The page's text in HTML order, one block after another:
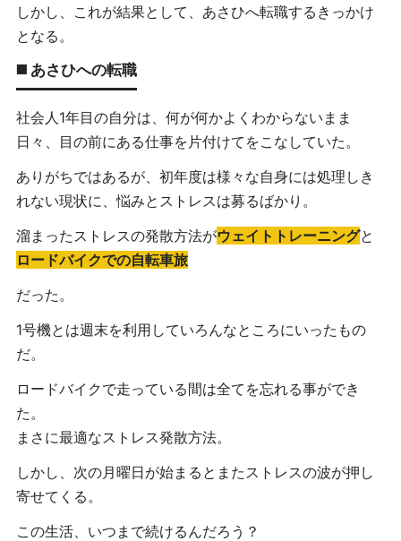
しかし、これが結果として、あさひへ転職するきっかけ
となる。
◼️ あさひへの転職
社会人1年目の自分は、何が何かよくわからないまま
日々、目の前にある仕事を片付けてをこなしていた。
ありがちではあるが、初年度は様々な自身には処理しき
れない現状に、悩みとストレスは募るばかり。
溜まったストレスの発散方法がウェイトトレーニングと
ロードバイクでの自転車旅
だった。
1号機とは週末を利用していろんなところにいったもの
だ。
ロードバイクで走っている間は全てを忘れる事ができ
た。
まさに最適なストレス発散方法。
しかし、次の月曜日が始まるとまたストレスの波が押し
寄せてくる。
この生活、いつまで続けるんだろう？